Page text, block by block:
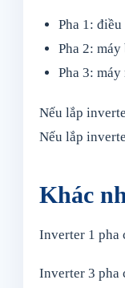
Pha 1: điều
Pha 2:
Pha 3:
Nếu lắp
Nếu lắp
Khác
Inverter 1 pha
Inverter 3 pha